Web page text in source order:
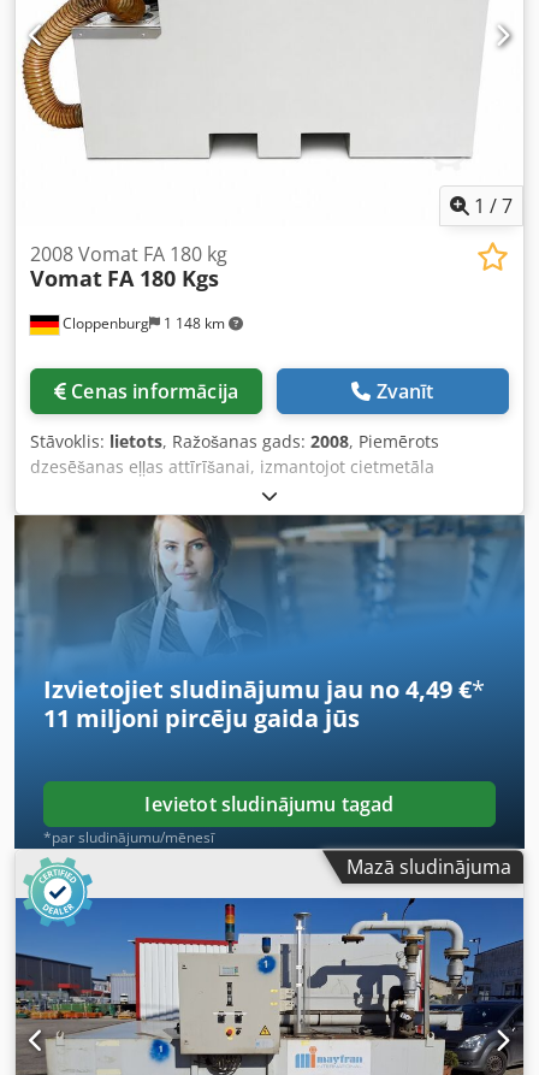
1 /7
Cloppenburg 1 148 km
2008 Vomat FA 180 kg
Vomat FA 180 Kgs
Cenas informācija Zvanīt
Stāvoklis: lietots, Ražošanas gads: 2008, Piemērots
dzesēšanas eļļas attīrīšanai, izmantojot cietmetāla
slīpēšanu. Tvertnes tilpums: apmēram 500 l Djdpfx
Adsuxnmuokeck Filtrēšanas jauda: apmēram 180 l/min
Filtrācijas smalkums: >0,003 mm Pievades jauda: apmēram
4 kW (400 V/50 Hz) Izmēri (P x D x A): apm. 1600 x 1000 x
1000 mm Svars: apm. 1000 kg Krāsa: gaiši pelēka
Izvietojiet sludinājumu jau no 4,49 €*
11 miljoni pircēju gaida jūs
Ievietot sludinājumu tagad
*par sludinājumu/mēnesī
Mazā sludinājuma